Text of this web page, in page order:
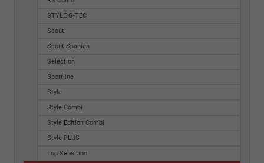
STYLE G-TEC
Scout
Scout Spanien
Selection
Sportline
Style
Style Combi
Style Edition Combi
Style PLUS
Top Selection